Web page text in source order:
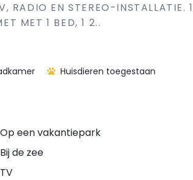
RADIO EN STEREO-INSTALLATIE. 1
MET 1 BED, 1 2..
Huisdieren toegestaan
Op een vakantiepark
Bij de zee
TV